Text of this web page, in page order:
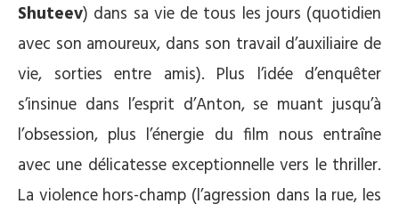
Shuteev) dans sa vie de tous les jours (quotidien
avec son amoureux, dans son travail d’auxiliaire de
vie, sorties entre amis). Plus l’idée d’enquêter
s’insinue dans l’esprit d’Anton, se muant jusqu’à
l’obsession, plus l’énergie du film nous entraîne
avec une délicatesse exceptionnelle vers le thriller.
La violence hors-champ (l’agression dans la rue, les